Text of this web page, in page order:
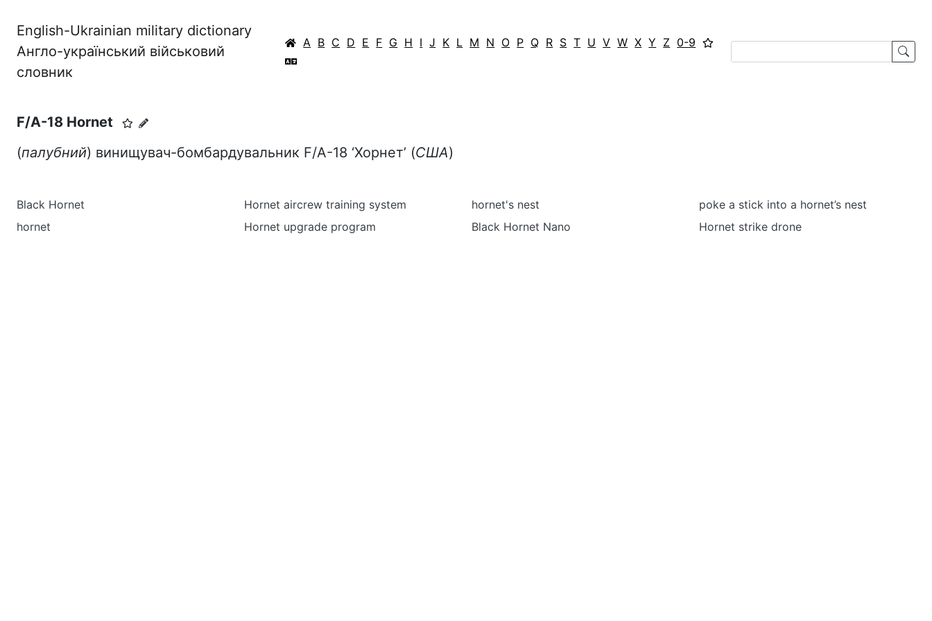
English-Ukrainian military dictionary
Англо-український військовий
словник
A B C D E F G H I J K L M N O P Q R S T U V W X Y Z 0-9
F/A-18 Hornet
(палубний) винищувач-бомбардувальник F/A-18 ‘Хорнет’ (США)
Black Hornet
hornet
Hornet aircrew training system
Hornet upgrade program
hornet's nest
Black Hornet Nano
poke a stick into a hornet’s nest
Hornet strike drone